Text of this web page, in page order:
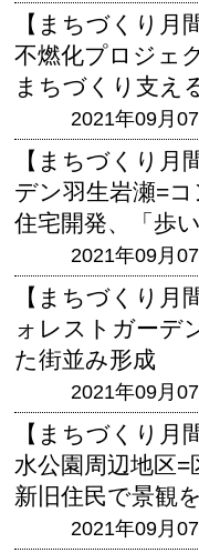
【まちづくり月
不燃化プロジェ
まちづくり支え
2021年09月
【まちづくり月
デン羽生岩瀬=
住宅開発、「歩
2021年09月
【まちづくり月
ォレストガーデ
た街並み形成
2021年09月
【まちづくり月
水公園周辺地区=
新旧住民で景観
2021年09月